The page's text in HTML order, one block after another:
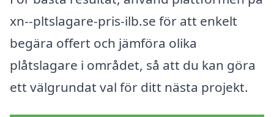
xn--pltslagare-pris-ilb.se för att enkelt
begära offert och jämföra olika
plåtslagare i området, så att du kan göra
ett välgrundat val för ditt nästa projekt.